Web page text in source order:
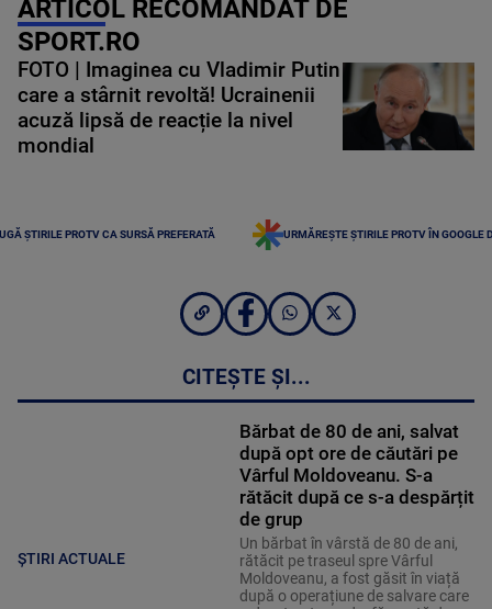
ARTICOL RECOMANDAT DE
SPORT.RO
FOTO | Imaginea cu Vladimir Putin
care a stârnit revoltă! Ucrainenii
acuză lipsă de reacție la nivel
mondial
ȘTIRILE PROTV CA SURSĂ PREFERATĂ URMĂREȘTE ȘTIRILE PROTV ÎN GOOGLE
CITEȘTE ȘI...
ȘTIRI ACTUALE
Bărbat de 80 de ani, salvat
după opt ore de căutări pe
Vârful Moldoveanu. S-a
rătăcit după ce s-a despărțit
de grup
Un bărbat în vârstă de 80 de ani,
rătăcit pe traseul spre Vârful
Moldoveanu, a fost găsit în viață
după o operațiune de salvare care